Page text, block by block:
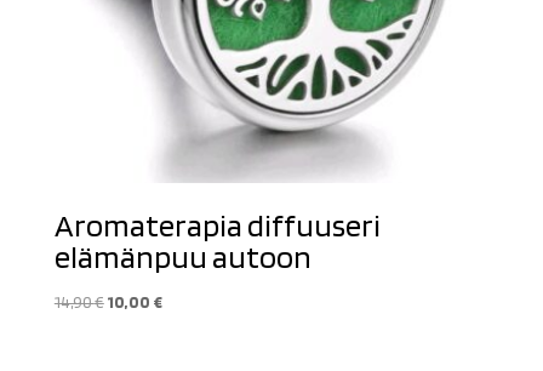
Aromaterapia diffuuseri
elämänpuu autoon
14,90€ Alkuperäinen
10,00 €Nykyinen